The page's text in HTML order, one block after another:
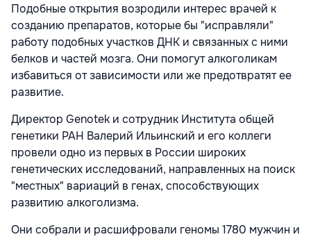
Подобные открытия возродили интерес врачей к
созданию препаратов, которые бы "исправляли"
работу подобных участков ДНК и связанных с ними
белков и частей мозга. Они помогут алкоголикам
избавиться от зависимости или же предотвратят ее
развитие.
Директор Genotek и сотрудник Института общей
генетики РАН Валерий Ильинский и его коллеги
провели одно из первых в России широких
генетических исследований, направленных на поиск
"местных" вариаций в генах, способствующих
развитию алкоголизма.
Они собрали и расшифровали геномы 1780 мужчин и